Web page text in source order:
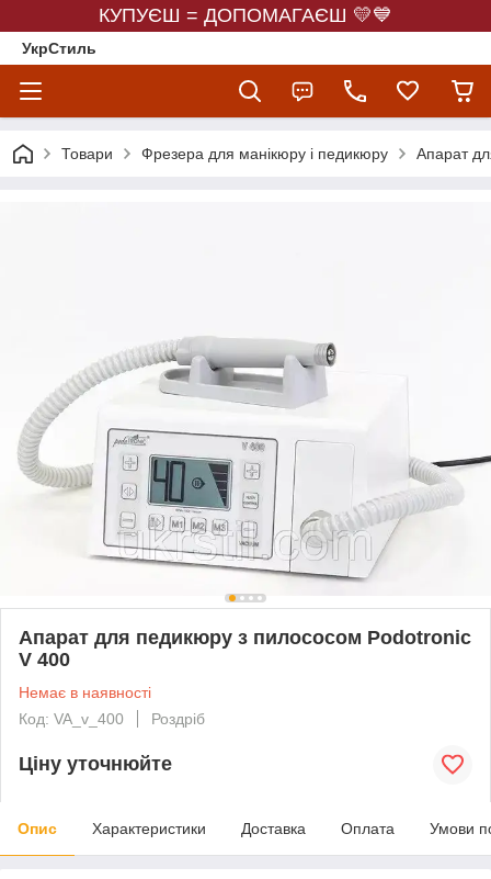
КУПУЄШ = ДОПОМАГАЄШ 💛💙
УкрСтиль
Товари Фрезера для манікюру і педикюру Апарат
Апарат для педикюру з пилососом Podotronic
V 400
Немає в наявності
Код: VA_v_400
Роздріб
Ціну уточнюйте
Опис Характеристики Доставка Оплата Умови